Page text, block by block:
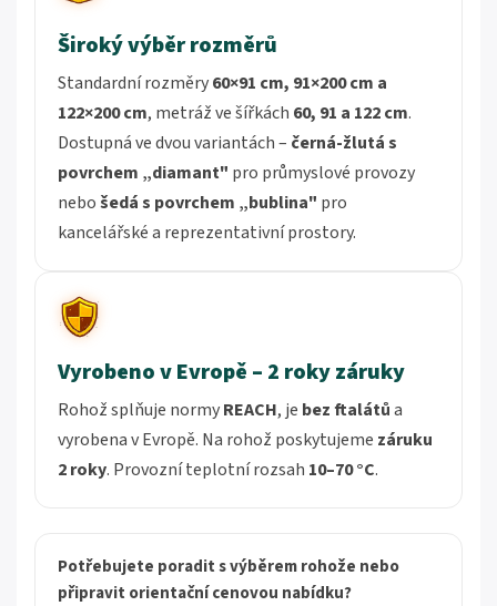
Široký výběr rozměrů
Standardní rozměry60×91 cm, 91×200 cm a
122×200 cm, metráž ve šířkách 60, 91 a 122 cm.
Dostupná ve dvou variantách – černá-žlutá s
povrchem „diamant" pro průmyslové provozy
nebošedá s povrchem „bublina" pro
kancelářské a reprezentativní prostory.
Vyrobeno v Evropě – 2 roky záruky
Rohož splňuje normyREACH, je bez ftalátůa
vyrobena v Evropě. Na rohož poskytujeme záruku
2 roky. Provozní teplotní rozsah 10–70 °C.
Potřebujete poradit s výběrem rohože nebo
připravit orientační cenovou nabídku?